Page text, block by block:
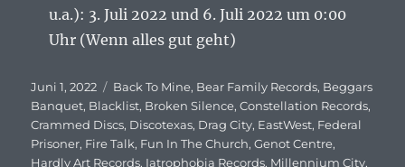
u.a.): 3. Juli 2022 und 6. Juli 2022 um 0:00
Uhr (Wenn alles gut geht)
Veröffentlicht
am
Juni 1, 2022 Schlagwörter
Back To Mine, Bear Family Records, Beggars
Banquet, Blacklist, Broken Silence,Constellation Records,
Crammed Discs, Discotexas, Drag City, EastWest, Federal
Prisoner, Fire Talk, Fun In The Church,Genot Centre,
Hardly Art Records, Iatrophobia Records, Millennium City,